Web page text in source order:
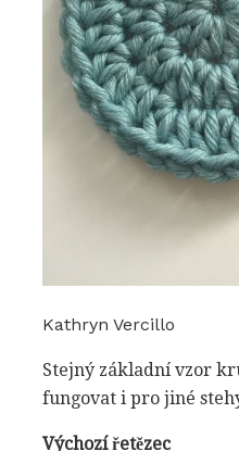
Kathryn Vercillo
Stejný základní vzor
fungovat i pro jiné
Výchozí řetězec